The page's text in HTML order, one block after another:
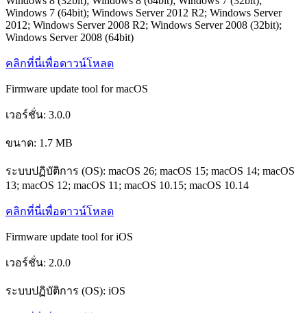
Windows 7 (64bit); Windows Server 2012 R2; Windows Server
2012; Windows Server 2008 R2; Windows Server 2008 (32bit);
Windows Server 2008 (64bit)
คลิกที่นี่เพื่อดาวน์โหลด
Firmware update tool for macOS
เวอร์ชั่น: 3.0.0
ขนาด: 1.7 MB
ระบบปฏิบัติการ (OS): macOS 26; macOS 15; macOS 14; macOS
13; macOS 12; macOS 11; macOS 10.15; macOS 10.14
คลิกที่นี่เพื่อดาวน์โหลด
Firmware update tool for iOS
เวอร์ชั่น: 2.0.0
ระบบปฏิบัติการ (OS): iOS